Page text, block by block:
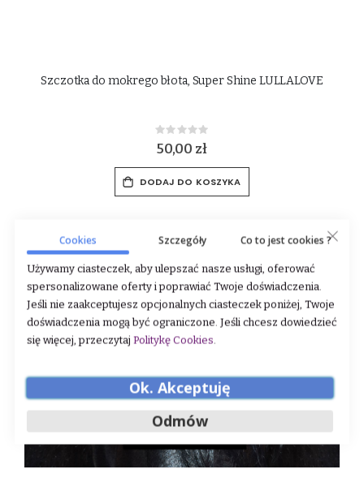
Szczotka do mokrego błota, Super Shine LULLALOVE
Rating:
0%
50,00 zł
DODAJ DO KOSZYKA
Zobacz co jeszcze dla Ciebie mamy:
Cookies Szczegóły Co to jest cookies ?
Używamy ciasteczek, aby ulepszać nasze usługi, oferować
spersonalizowane oferty i poprawiać Twoje doświadczenia.
Jeśli nie zaakceptujesz opcjonalnych ciasteczek poniżej, Twoje
doświadczenia mogą być ograniczone. Jeśli chcesz dowiedzieć
się więcej, przeczytaj Politykę Cookies.
Ok. Akceptuję
Odmów